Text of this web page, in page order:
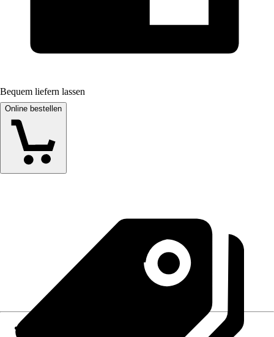
Bequem liefern lassen
Online bestellen